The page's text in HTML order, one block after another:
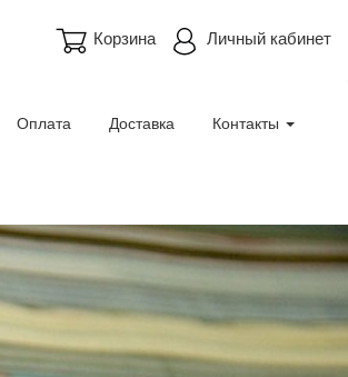
Личный кабинет
Корзина
Оплата Доставка Контакты